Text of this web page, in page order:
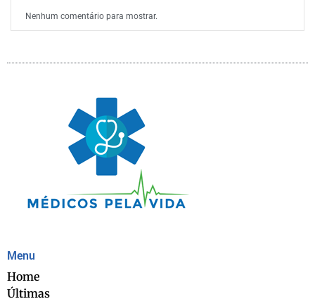
Nenhum comentário para mostrar.
Menu
Home
Últimas